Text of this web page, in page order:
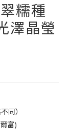
糯種
澤晶瑩
同）
富)